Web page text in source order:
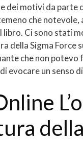
dei motivi da
che notevole,
Ci sono stati
della Sigma
che non potevo
evocare un senso